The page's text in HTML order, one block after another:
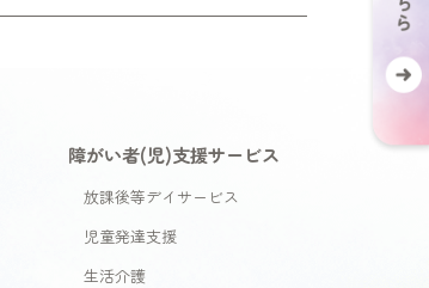
障がい者(児)支援サービス
放課後等デイサービス
児童発達支援
生活介護